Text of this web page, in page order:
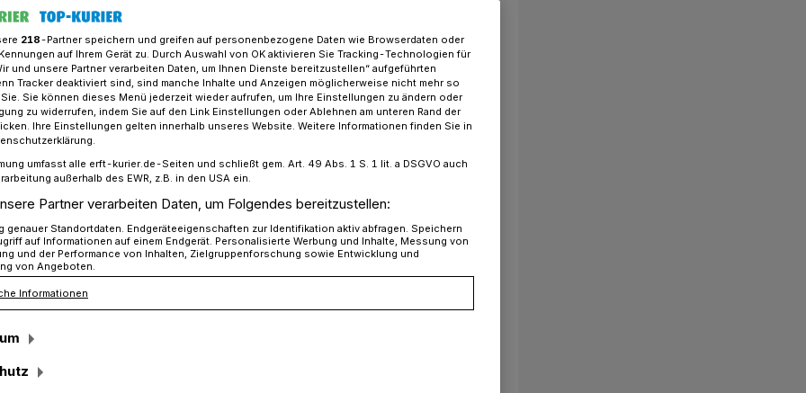
Neuss: Mobiles Impfangebot am Booster-Sonntag
& Johnson
am
·Am 2. Januar bietet der
und den Hilfsorganisationen erneut den
Kommunen gibt es von 10 bis 17 Uhr
218-Partner speichern und greifen auf personenbezogene Daten wie Browserdaten oder
auf Ihrem Gerät zu. Durch Auswahl von OK aktivieren Sie Tracking-Technologien für
und unsere Partner verarbeiten Daten, um Ihnen Dienste bereitzustellen“ aufgeführten
Tracker deaktiviert sind, sind manche Inhalte und Anzeigen möglicherweise nicht mehr so
Sie können dieses Menü jederzeit wieder aufrufen, um Ihre Einstellungen zu ändern oder
zu widerrufen, indem Sie auf den Link Einstellungen oder Ablehnen am unteren Rand der
Ihre Einstellungen gelten innerhalb unseres Website. Weitere Informationen finden Sie in
umfasst alle erft-kurier.de-Seiten und schließt gem. Art. 49 Abs. 1 S. 1 lit. a DSGVO auch
außerhalb des EWR, z.B. in den USA ein.
Partner verarbeiten Daten, um Folgendes bereitzustellen:
genauer Standortdaten. Endgeräteeigenschaften zur Identifikation aktiv abfragen. Speichern
auf Informationen auf einem Endgerät. Personalisierte Werbung und Inhalte, Messung von
und der Performance von Inhalten, Zielgruppenforschung sowie Entwicklung und
von Angeboten.
Informationen